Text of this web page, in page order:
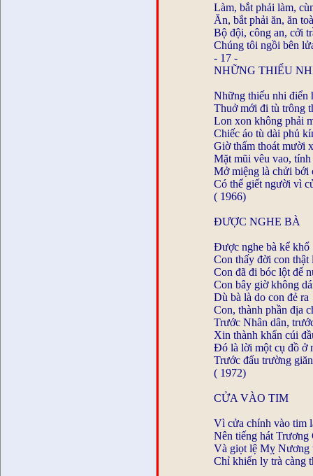
Làm, bắt phải làm,
Ăn, bắt phải ăn, ăn
Bộ đội, công an, cởi
Chúng tôi ngồi bên
- 17 -
NHỮNG THIẾU
Những thiếu nhi điển
Thuở mới đi tù trông
Lon xon không phải
Chiếc áo tù dài phủ
Giờ thấm thoát mười
Mặt mũi vêu vao,
Mở miệng là chửi bới
Có thể giết người vì
( 1966)
ĐƯỢC NGHE BÀ
Được nghe bà kể khổ
Con thấy đời con thật
Con đã đi bóc lột để
Con bây giờ không
Dù bà là do con đẻ ra
Con, thành phần địa
Trước Nhân dân,
Xin thành khẩn cúi
Đó là lời một cụ đồ ở
Trước đấu trường
( 1972)
CỬA VÀO TIM
Vì cửa chính vào tim
Nên tiếng hát
Và giọt lệ Mỵ Nương
Chỉ khiến ly trà càng